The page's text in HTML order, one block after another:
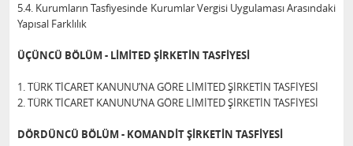
5.4. Kurumların Tasfiyesinde Kurumlar Vergisi Uygulaması Arasındaki
Yapısal Farklılık
ÜÇÜNCÜ BÖLÜM - LİMİTED ŞİRKETİN TASFİYESİ
1. TÜRK TİCARET KANUNU’NA GÖRE LİMİTED ŞİRKETİN TASFİYESİ
2. TÜRK TİCARET KANUNU’NA GÖRE LİMİTED ŞİRKETİN TASFİYESİ
DÖRDÜNCÜ BÖLÜM - KOMANDİT ŞİRKETİN TASFİYESİ